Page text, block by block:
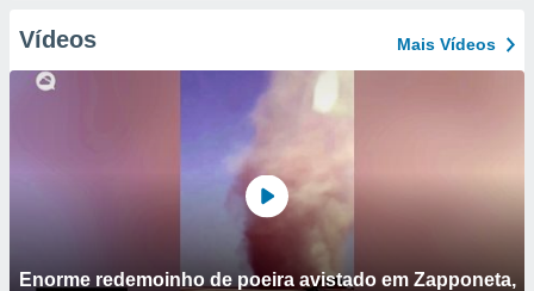
Vídeos Mais Vídeos
Enorme redemoinho de poeira avistado em Zapponeta,